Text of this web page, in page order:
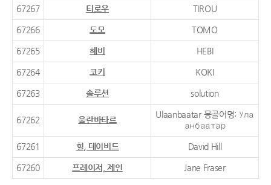
67267 티로우 TIROU
67266 도모 TOMO
67265 헤비 HEBI
67264 코키 KOKI
67263 솔루션 solution
67262 울란바타르
Ulaanbaatar 몽골어명: Ула
анбаатар
67261 힐, 데이비드 David Hill
67260 프레이저, 제인 Jane Fraser